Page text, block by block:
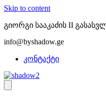
Skip to content
გიორგი სააკაძის II
info@byshadow.ge
კონტაქტი